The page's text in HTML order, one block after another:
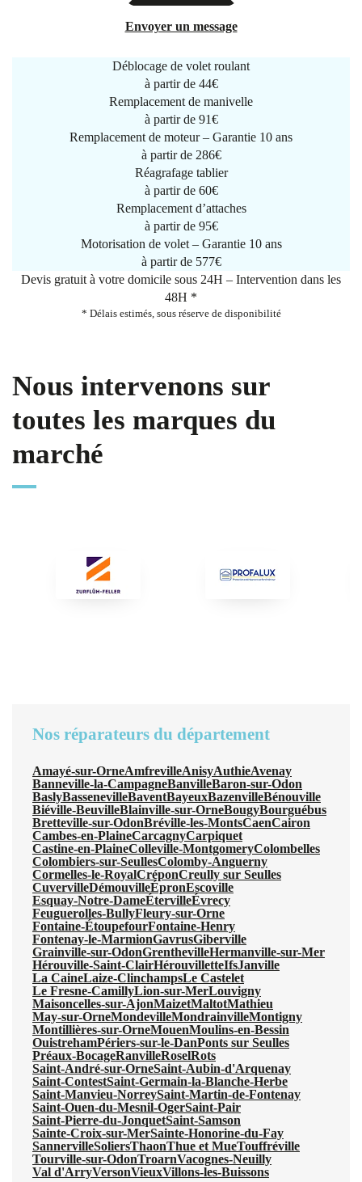
Envoyer un message
Déblocage de volet roulant
à partir de 44€
Remplacement de manivelle
à partir de 91€
Remplacement de moteur – Garantie 10 ans
à partir de 286€
Réagrafage tablier
à partir de 60€
Remplacement d’attaches
à partir de 95€
Motorisation de volet – Garantie 10 ans
à partir de 577€
Devis gratuit à votre domicile sous 24H – Intervention dans les
48H *
* Délais estimés, sous réserve de disponibilité
Nous intervenons sur
toutes les marques du
marché
Nos réparateurs du département
Amayé-sur-OrneAmfrevilleAnisyAuthieAvenay
Banneville-la-CampagneBanvilleBaron-sur-Odon
BaslyBassenevilleBaventBayeuxBazenvilleBénouville
Biéville-BeuvilleBlainville-sur-OrneBougyBourguébus
Bretteville-sur-OdonBréville-les-MontsCaenCairon
Cambes-en-PlaineCarcagnyCarpiquet
Castine-en-PlaineColleville-MontgomeryColombelles
Colombiers-sur-SeullesColomby-Anguerny
Cormelles-le-RoyalCréponCreully sur Seulles
CuvervilleDémouvilleÉpronEscoville
Esquay-Notre-DameÉtervilleÉvrecy
Feuguerolles-BullyFleury-sur-Orne
Fontaine-ÉtoupefourFontaine-Henry
Fontenay-le-MarmionGavrusGiberville
Grainville-sur-OdonGrenthevilleHermanville-sur-Mer
Hérouville-Saint-ClairHérouvilletteIfsJanville
La CaineLaize-ClinchampsLe Castelet
Le Fresne-CamillyLion-sur-MerLouvigny
Maisoncelles-sur-AjonMaizetMaltotMathieu
May-sur-OrneMondevilleMondrainvilleMontigny
Montillières-sur-OrneMouenMoulins-en-Bessin
OuistrehamPériers-sur-le-DanPonts sur Seulles
Préaux-BocageRanvilleRoselRots
Saint-André-sur-OrneSaint-Aubin-d'Arquenay
Saint-ContestSaint-Germain-la-Blanche-Herbe
Saint-Manvieu-NorreySaint-Martin-de-Fontenay
Saint-Ouen-du-Mesnil-OgerSaint-Pair
Saint-Pierre-du-JonquetSaint-Samson
Sainte-Croix-sur-MerSainte-Honorine-du-Fay
SannervilleSoliersThaonThue et MueTouffréville
Tourville-sur-OdonTroarnVacognes-Neuilly
Val d'ArryVersonVieuxVillons-les-Buissons